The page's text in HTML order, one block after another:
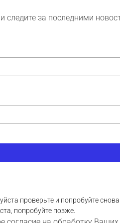
за последними
проверьте и попробуйте снова.
попробуйте позже.